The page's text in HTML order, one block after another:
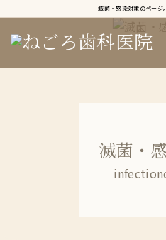
滅菌・感染対策のページ
滅菌・